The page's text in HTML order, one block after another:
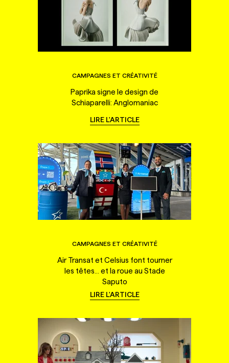
CAMPAGNES ET CRÉATIVITÉ
Paprika signe le design de
Schiaparelli: Anglomaniac
LIRE L'ARTICLE
CAMPAGNES ET CRÉATIVITÉ
Air Transat et Celsius font tourner
les têtes... et la roue au Stade
Saputo
LIRE L'ARTICLE